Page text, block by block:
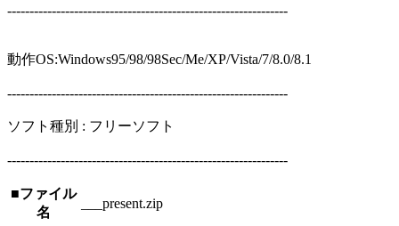
---------------------------------------------------------------
動作OS:Windows95/98/98Sec/Me/XP/Vista/7/8.0/8.1
---------------------------------------------------------------
ソフト種別 : フリーソフト
---------------------------------------------------------------
■ファイル
名
___present.zip